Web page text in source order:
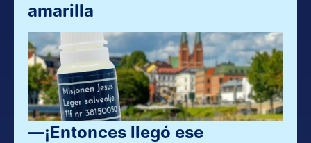
amarilla
—¡Entonces llegó ese